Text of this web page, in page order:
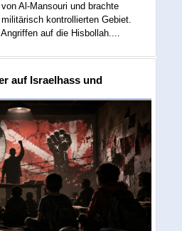
Al-Mansouri und brachte
kontrollierten Gebiet.
auf die Hisbollah....
auf Israelhass und